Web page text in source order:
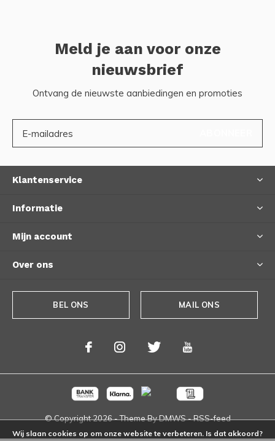
Meld je aan voor onze
nieuwsbrief
Ontvang de nieuwste aanbiedingen en promoties
Klantenservice
Informatie
Mijn account
Over ons
BEL ONS MAIL ONS
© Copyright2026- Theme ByDMWS-RSS-feed
Wij slaan cookies op om onze website te verbeteren. Is dat akkoord?